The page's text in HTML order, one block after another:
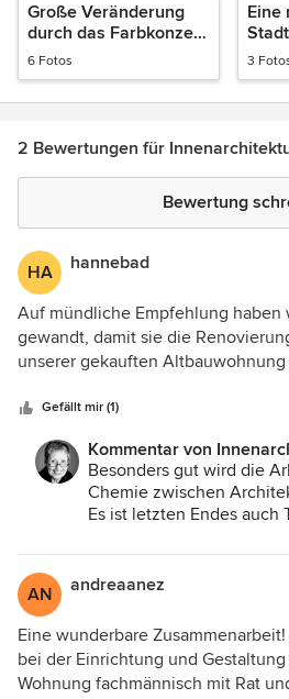
Große Veränderung
durch das Farbkonzept
, offene Küche und
Einbauten
6 Fotos
Eine
3
2 Bewertungen für
Bewertung
HA hannebad
Auf mündliche Empfehlung haben
gewandt, damit sie die
unserer gekauften
Treffen und die nötigen
respektvoller Art von ihr
unserer besonderen Wünsche
zuverlässig ausgeführt. So haben
in der wir uns sehr wohl fühlen,
weiterhin wärmstens empfehlen.
Gefällt mir (1)
Kommentar von
Besonders gut wird die
Chemie zwischen
Es ist letzten Endes auch
AN andreaanez
Eine wunderbare
bei der Einrichtung und
Wohnung fachmännisch mit Rat